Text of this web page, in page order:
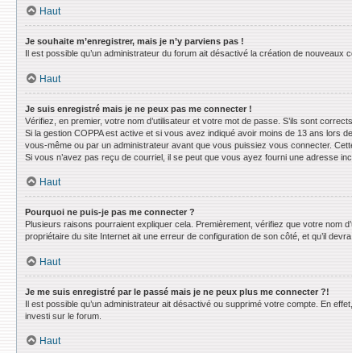
Haut
Je souhaite m’enregistrer, mais je n’y parviens pas !
Il est possible qu’un administrateur du forum ait désactivé la création de nouveaux
Haut
Je suis enregistré mais je ne peux pas me connecter !
Vérifiez, en premier, votre nom d’utilisateur et votre mot de passe. S’ils sont
Si la gestion COPPA est active et si vous avez indiqué avoir moins de 13 ans lors
vous-même ou par un administrateur avant que vous puissiez vous connecter.
Si vous n’avez pas reçu de courriel, il se peut que vous ayez fourni une adresse
Haut
Pourquoi ne puis-je pas me connecter ?
Plusieurs raisons pourraient expliquer cela. Premièrement, vérifiez que votre nom
propriétaire du site Internet ait une erreur de configuration de son côté, et qu’il
Haut
Je me suis enregistré par le passé mais je ne peux plus me connecter ?!
Il est possible qu’un administrateur ait désactivé ou supprimé votre compte. En
investi sur le forum.
Haut